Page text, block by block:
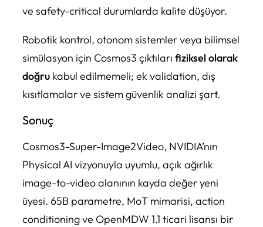
ve safety-critical durumlarda kalite düşüyor.
Robotik kontrol, otonom sistemler veya bilimsel
simülasyon için Cosmos3 çıktıları fiziksel olarak
doğru kabul edilmemeli; ek validation, dış
kısıtlamalar ve sistem güvenlik analizi şart.
Sonuç
Cosmos3-Super-Image2Video, NVIDIA’nın
Physical AI vizyonuyla uyumlu, açık ağırlık
image-to-video alanının kayda değer yeni
üyesi. 65B parametre, MoT mimarisi, action
conditioning ve OpenMDW 1.1 ticari lisansı bir